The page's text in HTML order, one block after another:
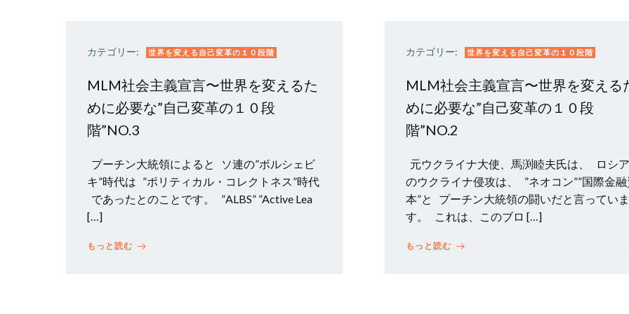
カテゴリー: 世界を変える自己変革の１０段階
MLM社会主義宣言〜世界を変えるた
めに必要な”自己変革の１０段
階”NO.3
プーチン大統領によると ソ連の”ボルシェビ
キ”時代は ”ポリティカル・コレクトネス”時代
であったとのことです。 ”ALBS” ”Active Lea
[…]
もっと読む
カテゴリー: 世界を変える自己変革の１０段階
MLM社会主義宣言〜世界を変える
めに必要な”自己変革の１０段
階”NO.2
元ウクライナ大使、馬渕睦夫氏は、 ロシア
のウクライナ侵攻は、 ”ネオコン””国際金融
本”と プーチン大統領の闘いだと言っていま
す。 これは、このブロ […]
もっと読む